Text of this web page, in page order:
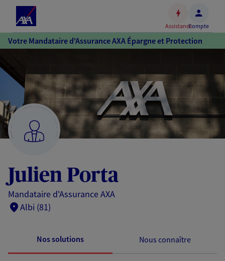
Accéder
au
Accéder
au
pied
de
page
AssistanceCompte
Votre Mandataire d'Assurance AXA Épargne et Protection
Julien Porta
Mandataire d'Assurance AXA
Albi (81)
Nos solutions Nous connaître